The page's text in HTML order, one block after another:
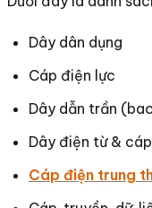
Dây dân dụng
Cáp điện lực
Dây dẫn trần
Dây điện từ &
Cáp điện trung